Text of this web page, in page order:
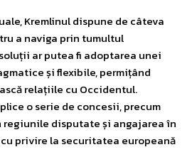
Kremlinul dispune de câteva
a naviga prin tumultul
ar putea fi adoptarea unei
și flexibile, permițând
relațiile cu Occidentul.
o serie de concesii, precum
disputate și angajarea în
privire la securitatea europeană